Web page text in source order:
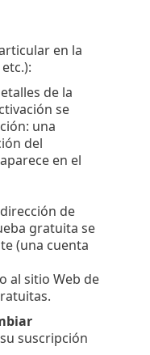
en la
de la
se
una
del
en el
de
gratuita se
(una cuenta
al sitio Web de
suscripción